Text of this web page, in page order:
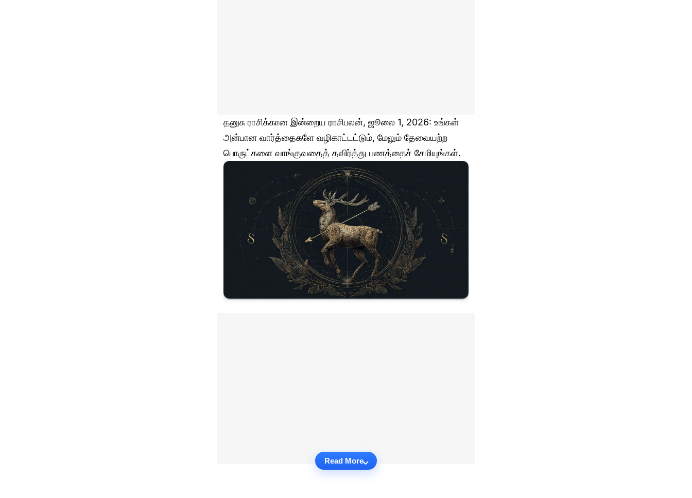
தனுசு ராசிக்கான இன்றைய ராசிபலன், ஜூலை 1, 2026: உங்கள்
அன்பான வார்த்தைகளே வழிகாட்டட்டும், மேலும் தேவையற்ற
பொருட்களை வாங்குவதைத் தவிர்த்து பணத்தைச் சேமியுங்கள்.
Read More